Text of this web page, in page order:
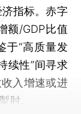
指标。赤字
额/GDP比值
于“高质量发
续性”间寻求
入增速或进
肘。